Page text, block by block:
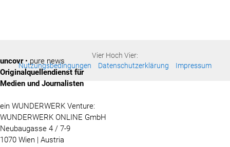
Vier Hoch Vier:
Nutzungsbedingungen
Datenschutzerklärung Impressum
uncovr• pure news
Originalquellendienst für
Medien und Journalisten
ein WUNDERWERK Venture:
WUNDERWERK ONLINE GmbH
Neubaugasse 4 / 7-9
1070 Wien | Austria